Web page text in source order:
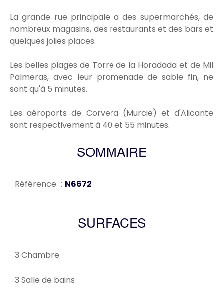
La grande rue principale a des supermarchés, de
nombreux magasins, des restaurants et des bars et
quelques jolies places.
Les belles plages de Torre de la Horadada et de Mil
Palmeras, avec leur promenade de sable fin, ne
sont qu'à 5 minutes.
Les aéroports de Corvera (Murcie) et d'Alicante
sont respectivement à 40 et 55 minutes.
SOMMAIRE
Référence N6672
SURFACES
3 Chambre
3 Salle de bains